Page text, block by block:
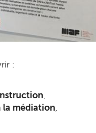
:
,
la médiation,